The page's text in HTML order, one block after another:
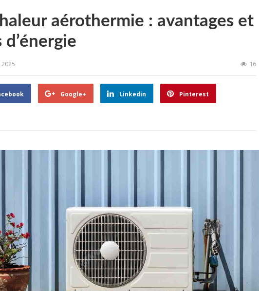
aérothermie : avantages et
16
Google+ Linkedin Pinterest